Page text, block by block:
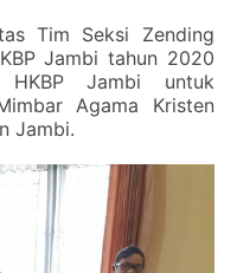
Tim Seksi Zending
Jambi tahun 2020
HKBP Jambi untuk
Agama Kristen
Jambi.